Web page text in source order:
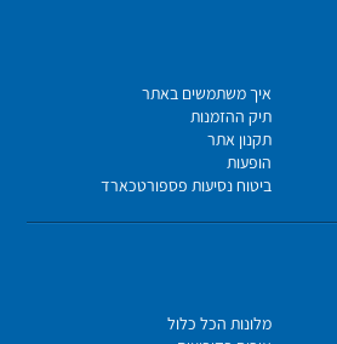
איך משתמשים באתר
תיק ההזמנות
תקנון אתר
הופעות
ביטוח נסיעות פספורטכארד
מלונות הכל כלול